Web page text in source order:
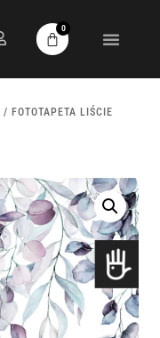
0
/ FOTOTAPETA LIŚCIE